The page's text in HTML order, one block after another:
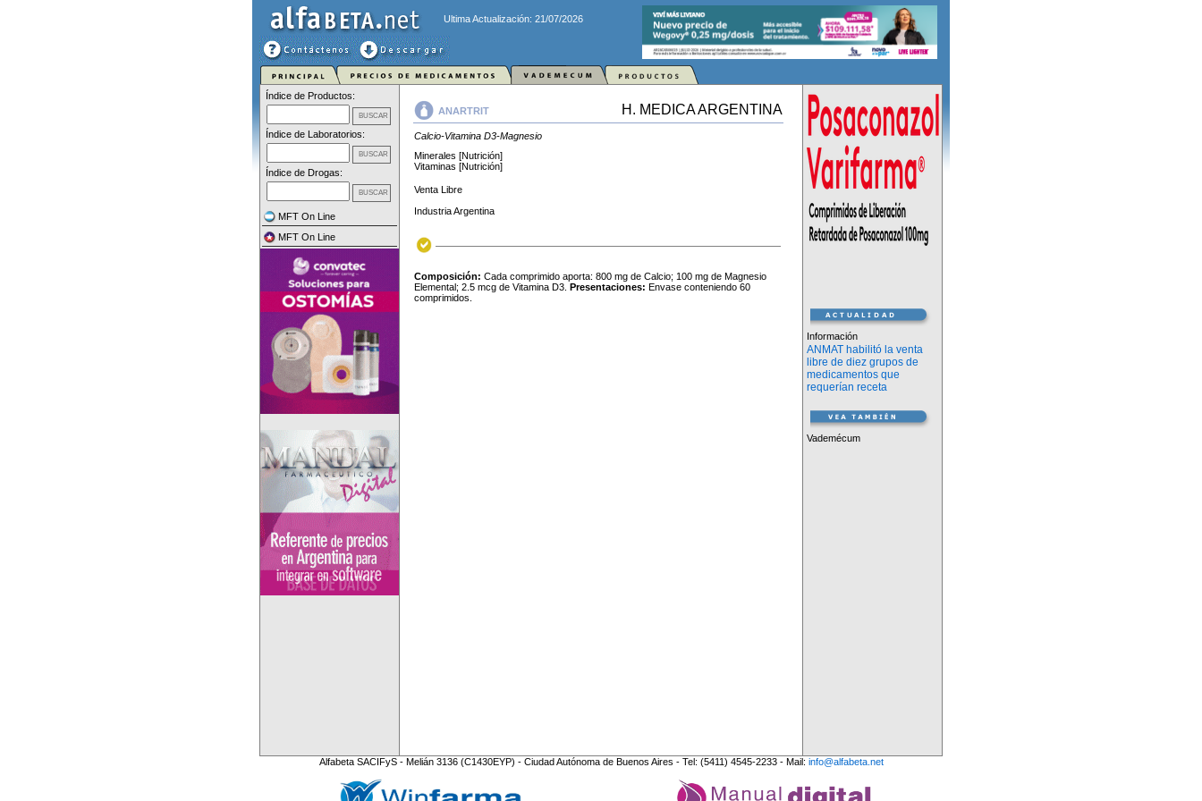
Ultima Actualización: 21/07/2026
Índice de Productos:
Índice de Laboratorios:
Índice de Drogas:
MFT On Line
MFT On Line
ANARTRIT H. MEDICA ARGENTINA
Calcio-Vitamina D3-Magnesio
Minerales [Nutrición]
Vitaminas [Nutrición]
Venta Libre
Industria Argentina
Composición: Cada comprimido aporta: 800 mg de Calcio; 100 mg de Magnesio
Elemental; 2.5 mcg de Vitamina D3. Presentaciones: Envase conteniendo 60
comprimidos.
Información
ANMAT habilitó la venta
libre de diez grupos de
medicamentos que
requerían receta
Vademécum
Alfabeta SACIFyS - Melián 3136 (C1430EYP) - Ciudad Autónoma de Buenos Aires - Tel: (5411) 4545-2233 - Mail: info@alfabeta.net